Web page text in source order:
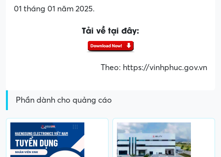
01 tháng 01 năm 2025.
Tải về tại đây:
Theo: https://vinhphuc.gov.vn
Phần dành cho quảng cáo